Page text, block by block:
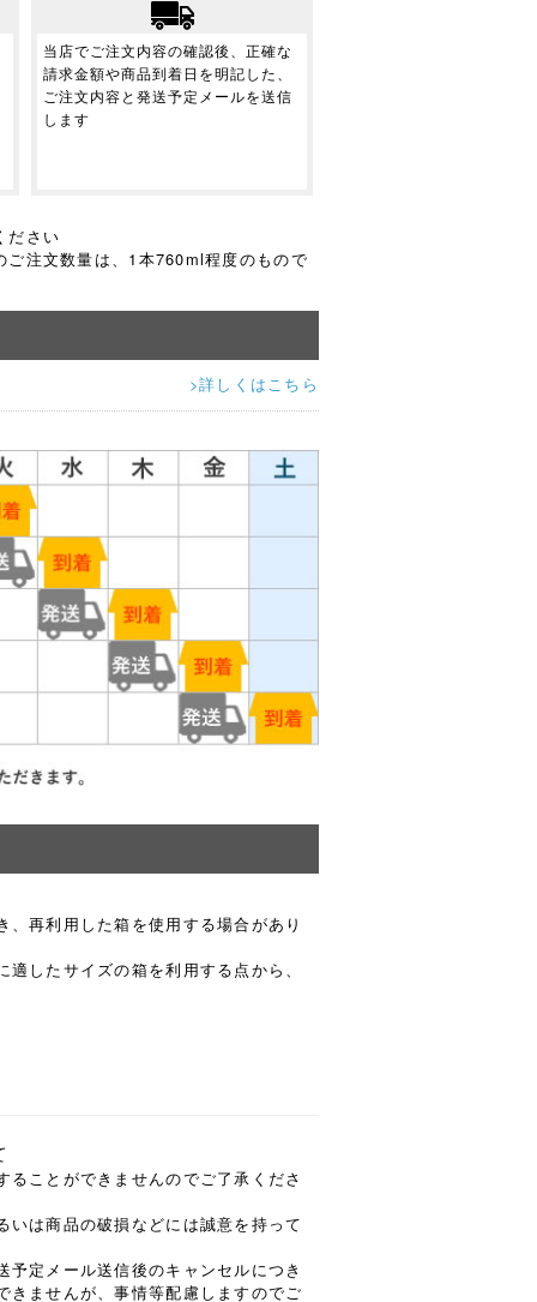
当店でご注文内容の確認後、正確な
請求金額や商品到着日を明記した、
ご注文内容と発送予定メールを送信
します
ださい
注文数量は、1本760ml程度のもので
>詳しくはこちら
再利用した箱を使用する場合があり
したサイズの箱を利用する点から、
ることができませんのでご了承くださ
いは商品の破損などには誠意を持って
予定メール送信後のキャンセルにつき
きませんが、事情等配慮しますのでご